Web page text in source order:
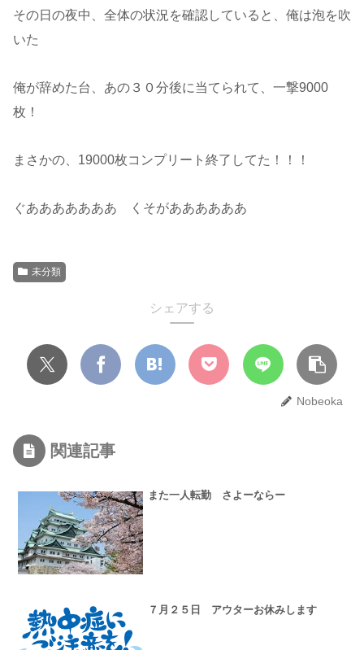
その日の夜中、全体の状況を確認していると、俺は泡を吹
いた
俺が辞めた台、あの３０分後に当てられて、一撃9000
枚！
まさかの、19000枚コンプリート終了してた！！！
ぐあああああああ くそがああああああ
未分類
シェアする
Nobeoka
関連記事
また一人転勤 さよーならー
７月２５日 アウターお休みします